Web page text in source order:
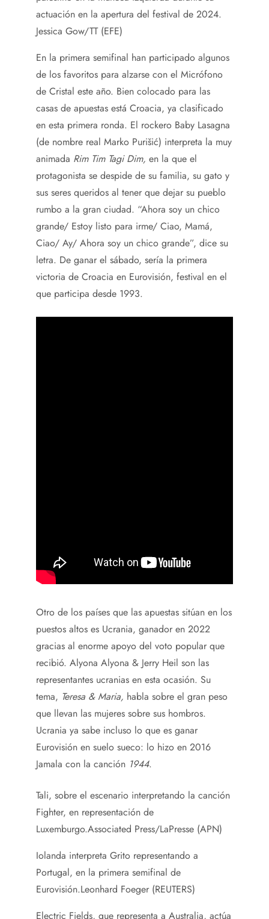
actuación en la apertura del festival de 2024.
Jessica Gow/TT (EFE)
En la primera semifinal han participado algunos
de los favoritos para alzarse con el Micrófono
de Cristal este año. Bien colocado para las
casas de apuestas está Croacia, ya clasificado
en esta primera ronda. El rockero Baby Lasagna
(de nombre real Marko Purišić) interpreta la muy
animada Rim Tim Tagi Dim, en la que el
protagonista se despide de su familia, su gato y
sus seres queridos al tener que dejar su pueblo
rumbo a la gran ciudad. “Ahora soy un chico
grande/ Estoy listo para irme/ Ciao, Mamá,
Ciao/ Ay/ Ahora soy un chico grande”, dice su
letra. De ganar el sábado, sería la primera
victoria de Croacia en Eurovisión, festival en el
que participa desde 1993.
Otro de los países que las apuestas sitúan en los
puestos altos es Ucrania, ganador en 2022
gracias al enorme apoyo del voto popular que
recibió. Alyona Alyona & Jerry Heil son las
representantes ucranias en esta ocasión. Su
tema, Teresa & Maria, habla sobre el gran peso
que llevan las mujeres sobre sus hombros.
Ucrania ya sabe incluso lo que es ganar
Eurovisión en suelo sueco: lo hizo en 2016
Jamala con la canción 1944.
Tali, sobre el escenario interpretando la canción
Fighter, en representación de
Luxemburgo.Associated Press/LaPresse (APN)
Iolanda interpreta Grito representando a
Portugal, en la primera semifinal de
Eurovisión.Leonhard Foeger (REUTERS)
Electric Fields, que representa a Australia, actúa